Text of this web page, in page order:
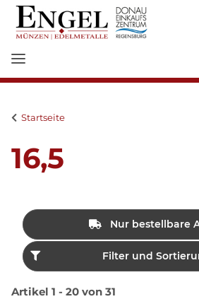
Startseite
16,5
Nur bestellbare
Filter und
Artikel 1 - 20 von 31